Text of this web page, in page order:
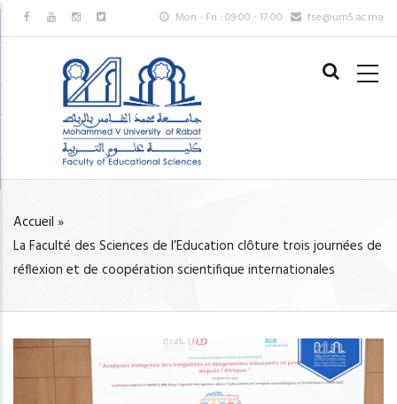
Aller
au
principal
Mon - Fri : 09:00 - 17:00 fse@um5.ac.ma
MAIN
FIL
D'ARIANE
Accueil »
La Faculté des Sciences de l’Education clôture trois journées de
réflexion et de coopération scientifique internationales